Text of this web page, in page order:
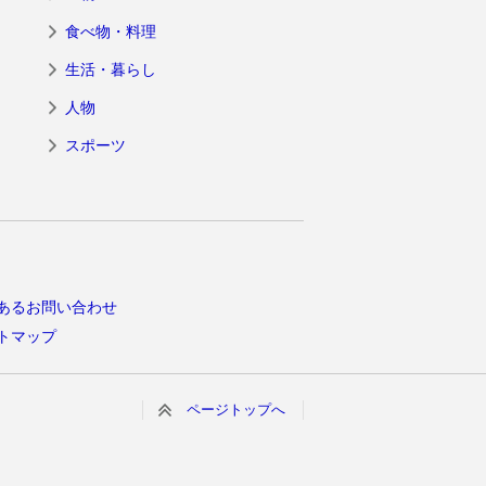
食べ物・料理
生活・暮らし
人物
スポーツ
るお問い合わせ
マップ
ページトップへ